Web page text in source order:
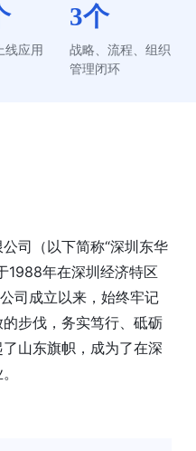
线应用
3个
战略、流程、组织
管理闭环
司（以下简称“深圳东华
1988年在深圳经济特区
司成立以来，始终牢记
步伐，务实笃行、砥砺
山东旗帜，成为了在深